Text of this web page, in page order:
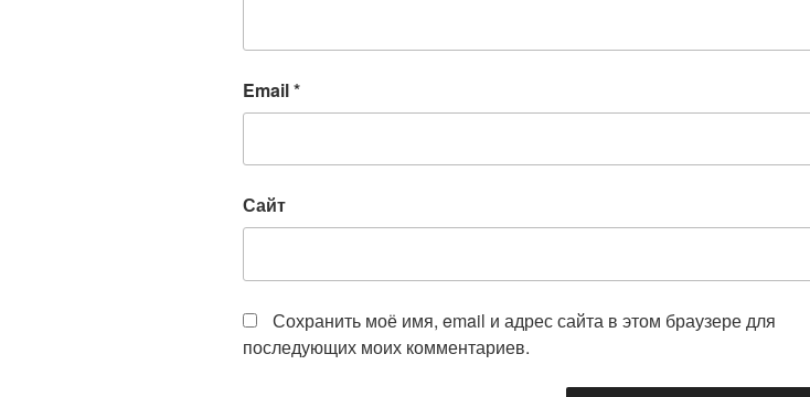
Email*
Сайт
Сохранить моё имя, email и адрес сайта в этом браузере для
последующих моих комментариев.